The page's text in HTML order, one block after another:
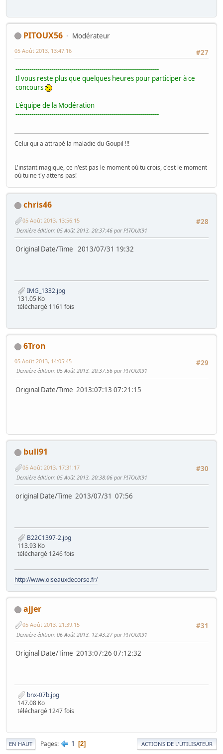
PITOUX56
Modérateur
#27
05 Août 2013, 13:47:16
------------------------------------------------------------------------
Il vous reste plus que quelques heures pour participer à ce
concours
L'équipe de la Modération
------------------------------------------------------------------------
Celui qui a attrapé la maladie du Goupil !!!
L'instant magique, ce n'est pas le moment où tu crois, c'est le moment
où tu ne t'y attens pas!
chris46
#28
05 Août 2013, 13:56:15
Dernière édition: 05 Août 2013, 20:37:46 par PITOUX91
Original Date/Time 2013/07/31 19:32
IMG_1332.jpg
131.05 Ko
téléchargé 1161 fois
6Tron
#29
05 Août 2013, 14:05:45
Dernière édition: 05 Août 2013, 20:37:56 par PITOUX91
Original Date/Time 2013:07:13 07:21:15
bull91
#30
05 Août 2013, 17:31:17
Dernière édition: 05 Août 2013, 20:38:06 par PITOUX91
original Date/Time 2013/07/31 07:56
B22C1397-2.jpg
113.93 Ko
téléchargé 1246 fois
http://www.oiseauxdecorse.fr/
ajjer
#31
05 Août 2013, 21:39:15
Dernière édition: 06 Août 2013, 12:43:27 par PITOUX91
Original Date/Time 2013:07:26 07:12:32
bnx-07b.jpg
147.08 Ko
téléchargé 1247 fois
EN HAUT Pages 1 2 ACTIONS DE L'UTILISATEUR